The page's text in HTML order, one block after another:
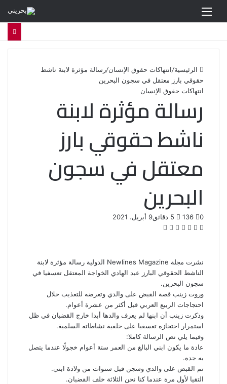
الرئيسية/انتهاكات حقوق الإنسان/رسالة مؤثرة لابنة ناشط
حقوقي بارز معتقل في سجون البحرين
انتهاكات حقوق الإنسان
رسالة مؤثرة لابنة
ناشط حقوقي بارز
معتقل في سجون
البحرين
9 أبريل، 2021 0
ف
و
ت ل
m
b
ب
ت
ي
س
d
d
س
نشرت مجلة Newlines Magazine الدولية رسالة مؤثرة لابنة
الناشط الحقوقي البارز عبد الهادي الخواجة المعتقل تعسفيا في
سجون البحرين.
وروت زينب قصة القبض على والدي وتعرضه للتعذيب خلال
احتجاجات الربيع العربي قبل أكثر من عشرة أعوام.
وذكرت زينب أن ابنها لم يعرف والدها أبدا خارج القضبان في ظل
استمرار احتجازه تعسفيا على خلفية نشاطاته السلمية.
وفيما يلي نص الرسالة كاملا:
عادة ما يكون ابني البالغ من العمر ستة أعوام خجولًا عندما يتصل
به جده.
تم القبض على والدي وسجن قبل سنوات من ولادة ابني.
التقيا لأول مرة عندما كنا نحن الثلاثة خلف القضبان.